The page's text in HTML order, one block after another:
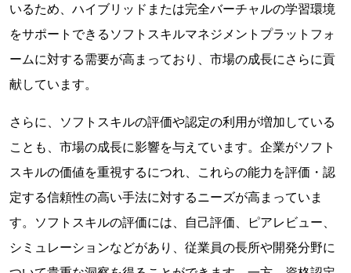
いるため、ハイブリッドまたは完全バーチャルの学習環境
をサポートできるソフトスキルマネジメントプラットフォ
ームに対する需要が高まっており、市場の成長にさらに貢
献しています。
さらに、ソフトスキルの評価や認定の利用が増加している
ことも、市場の成長に影響を与えています。企業がソフト
スキルの価値を重視するにつれ、これらの能力を評価・認
定する信頼性の高い手法に対するニーズが高まっていま
す。ソフトスキルの評価には、自己評価、ピアレビュー、
シミュレーションなどがあり、従業員の長所や開発分野に